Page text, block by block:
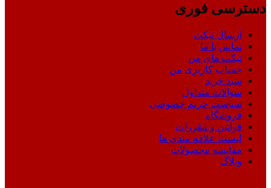
دسترسی فوری
ارسال تیکت
تماس با ما
تیکت های من
حساب کاربری من
سبد خرید
سوالات متداول
سیاست حریم خصوصی
فروشگاه
قوانین و مقررات
لیست علاقه مندی ها
مقایسه محصولات
وبلاگ